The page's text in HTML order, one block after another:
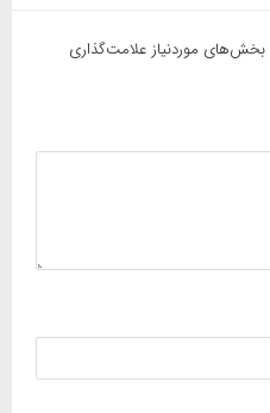
بخش‌های موردنیاز علامت‌گذاری